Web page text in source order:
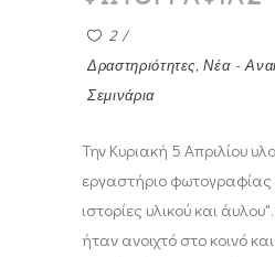
2
Δραστηριότητες ,Νέα -
Σεμινάρια
Την Κυριακή 5 Απριλίου
εργαστήριο
ιστορίες υλικού και
ήταν ανοιχτό στο κοινό